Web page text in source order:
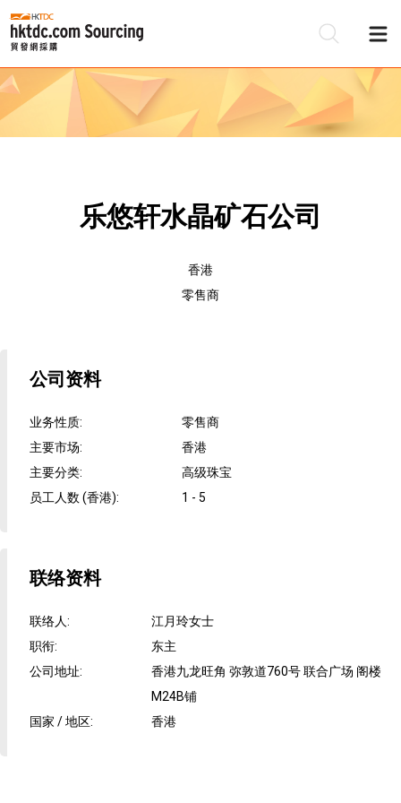
乐悠轩水晶矿石公司
香港
零售商
公司资料
业务性质:
零售商
主要市场:
香港
主要分类:
高级珠宝
员工人数 (香港): 1 - 5
联络资料
联络人:
江月玲女士
职衔:
东主
公司地址:
香港九龙旺角 弥敦道760号 联合广场 阁楼
M24B铺
国家 / 地区: 香港